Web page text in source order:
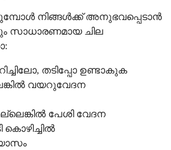
നിങ്ങൾക്ക് അനുഭവപ്പെടാൻ
സാധാരണമായ ചില
തടിപ്പോ ഉണ്ടാകുക
വയറുവേദന
പേശി വേദന
കൊഴിച്ചിൽ